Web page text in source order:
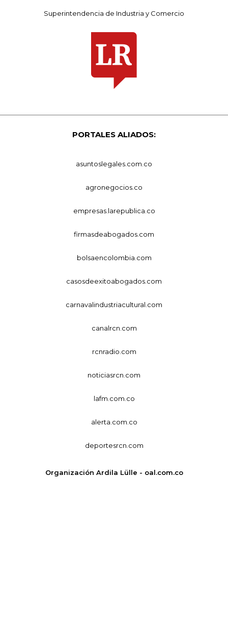
Superintendencia de Industria y Comercio
PORTALES ALIADOS:
asuntoslegales.com.co
agronegocios.co
empresas.larepublica.co
firmasdeabogados.com
bolsaencolombia.com
casosdeexitoabogados.com
carnavalindustriacultural.com
canalrcn.com
rcnradio.com
noticiasrcn.com
lafm.com.co
alerta.com.co
deportesrcn.com
Organización Ardila Lülle - oal.com.co